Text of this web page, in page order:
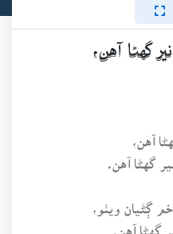
گهڻا آهن،
آهن،
گهڻا آهن.
ويٺو،
گهڻا آهن.